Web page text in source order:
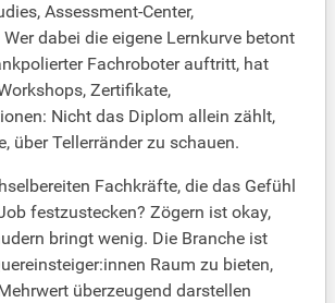
Assessment-Center,
dabei die eigene Lernkurve betont
Fachroboter auftritt, hat
Zertifikate,
Nicht das Diplom allein zählt,
über Tellerränder zu schauen.
Fachkräfte, die das Gefühl
festzustecken? Zögern ist okay,
bringt wenig. Die Branche ist
Raum zu bieten,
überzeugend darstellen